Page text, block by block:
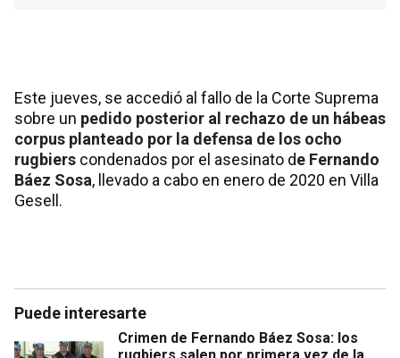
Este jueves, se accedió al fallo de la Corte Suprema
sobre un pedido posterior al rechazo de un hábeas
corpus planteado por la defensa de los ocho
rugbiers condenados por el asesinato de Fernando
Báez Sosa, llevado a cabo en enero de 2020 en Villa
Gesell.
Puede interesarte
Crimen de Fernando Báez Sosa: los